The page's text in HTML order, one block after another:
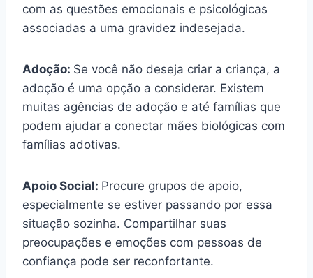
com as questões emocionais e psicológicas
associadas a uma gravidez indesejada.
Adoção: Se você não deseja criar a criança, a
adoção é uma opção a considerar. Existem
muitas agências de adoção e até famílias que
podem ajudar a conectar mães biológicas com
famílias adotivas.
Apoio Social: Procure grupos de apoio,
especialmente se estiver passando por essa
situação sozinha. Compartilhar suas
preocupações e emoções com pessoas de
confiança pode ser reconfortante.